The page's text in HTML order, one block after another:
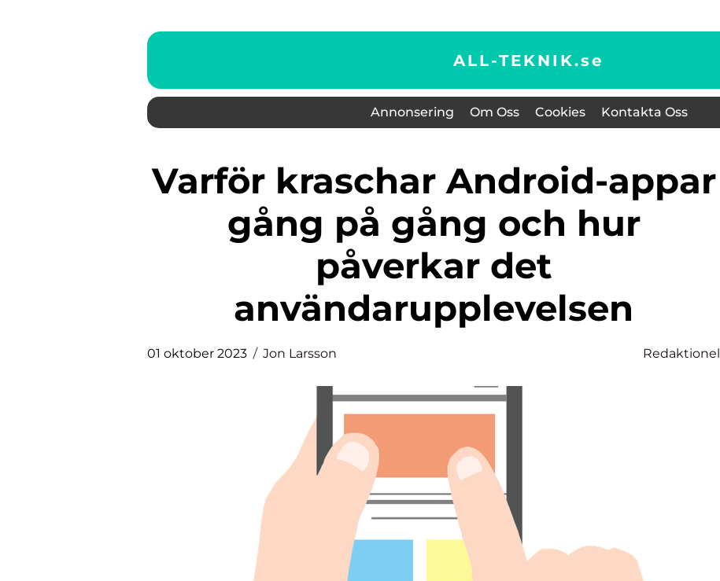
ALL-TEKNIK.se
Annonsering Om Oss Cookies Kontakta Oss
Varför kraschar Android-appar
gång på gång och hur
påverkar det
användarupplevelsen
01 oktober 2023 Jon Larsson Redaktionel